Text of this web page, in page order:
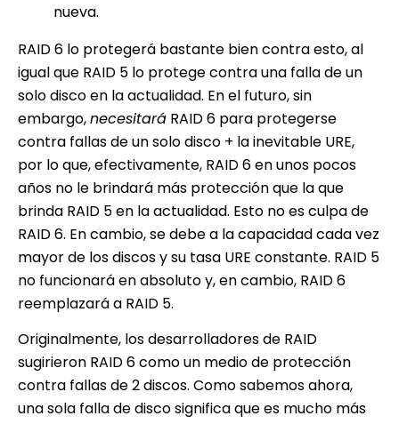
nueva.
RAID 6 lo protegerá bastante bien contra esto, al
igual que RAID 5 lo protege contra una falla de un
solo disco en la actualidad. En el futuro, sin
embargo,necesitará RAID 6 para protegerse
contra fallas de un solo disco + la inevitable URE,
por lo que, efectivamente, RAID 6 en unos pocos
años no le brindará más protección que la que
brinda RAID 5 en la actualidad. Esto no es culpa de
RAID 6. En cambio, se debe a la capacidad cada vez
mayor de los discos y su tasa URE constante. RAID 5
no funcionará en absoluto y, en cambio, RAID 6
reemplazará a RAID 5.
Originalmente, los desarrolladores de RAID
sugirieron RAID 6 como un medio de protección
contra fallas de 2 discos. Como sabemos ahora,
una sola falla de disco significa que es mucho más